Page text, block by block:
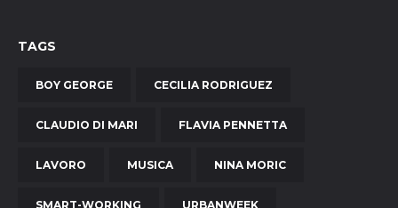
TAGS
BOY GEORGE CECILIA RODRIGUEZ
CLAUDIO DI MARI FLAVIA PENNETTA
LAVORO MUSICA NINA MORIC
SMART-WORKING URBANWEEK